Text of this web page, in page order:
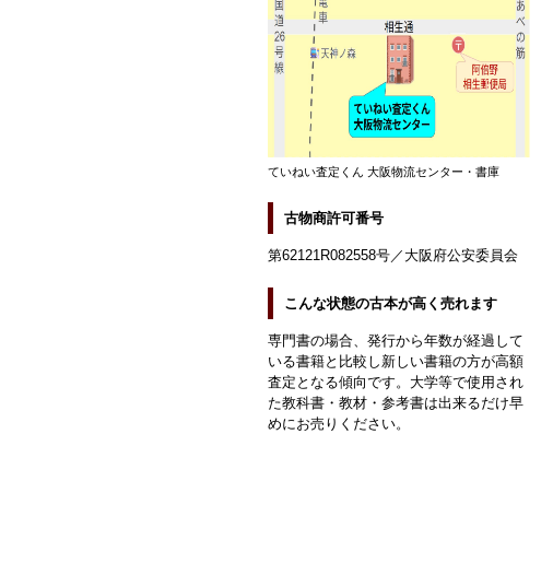
ていねい査定くん 大阪物流センター・書庫
古物商許可番号
第62121R082558号／大阪府公安委員会
こんな状態の古本が高く売れます
専門書の場合、発行から年数が経過して
いる書籍と比較し新しい書籍の方が高額
査定となる傾向です。大学等で使用され
た教科書・教材・参考書は出来るだけ早
めにお売りください。